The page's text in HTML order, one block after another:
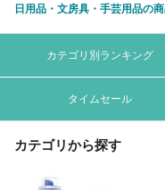
日用品・文房具・手芸用品の
カテゴリ別ランキング
タイムセール
カテゴリから探す
送料無料
Pontaパス特典対象すべて
キーワード